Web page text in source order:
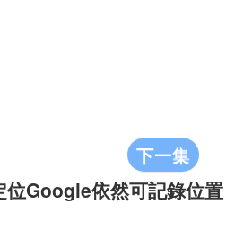
下一集
位Google依然可記錄位置